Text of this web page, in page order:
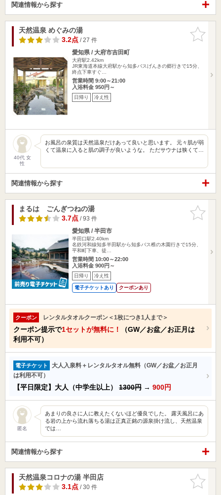
関連情報から探す
お気に入
りに追加
天然温泉 めぐみの湯
3.2点/ 27 件
愛知県 / 大府市吉田町
大府駅2.42km
JR東海道本線大府駅から知多バスげんきの郷行きで15分、
終点下車すぐ…
営業時間 9:00～21:00
入浴料金 950円～
日帰り 冷え性
40代 女
性
お風呂の泉質は天然温泉だけあって良いと思います。 元々肌が弱
くて温泉に入ると肌の調子が良いような。 ただサウナは狭くて…
関連情報から探す
お気に入
りに追加
まるは ごんぎつねの湯
3.7点/ 93 件
愛知県 / 半田市
半田口駅2.40km
名鉄河和線知多半田駅から知多バス椎の木園行きで15分、
平和町下車、徒…
営業時間 10:00～22:00
入浴料金 900円～
日帰り 冷え性
電子チケットあり クーポンあり
クーポン レンタルタオルクーポン＜1枚につき1人まで＞
クーポン提示で1セットが無料に！
（GW／お盆／お正月は
利用不可）
電子チケット
大人入泉料＋レンタルタオル無料（GW／お盆／お正月
は利用不可）
【平日限定】大人（中学生以上） 1300円 → 900円
匿名
あまりの良さに人に教えたくないほど優良でした。 露天風呂にあ
る岩の上から流れ落ちる湯は正真正銘の源泉掛け流し、天然温泉
では…
関連情報から探す
お気に入
りに追加
天然温泉コロナの湯 半田店
3.1点/ 30 件